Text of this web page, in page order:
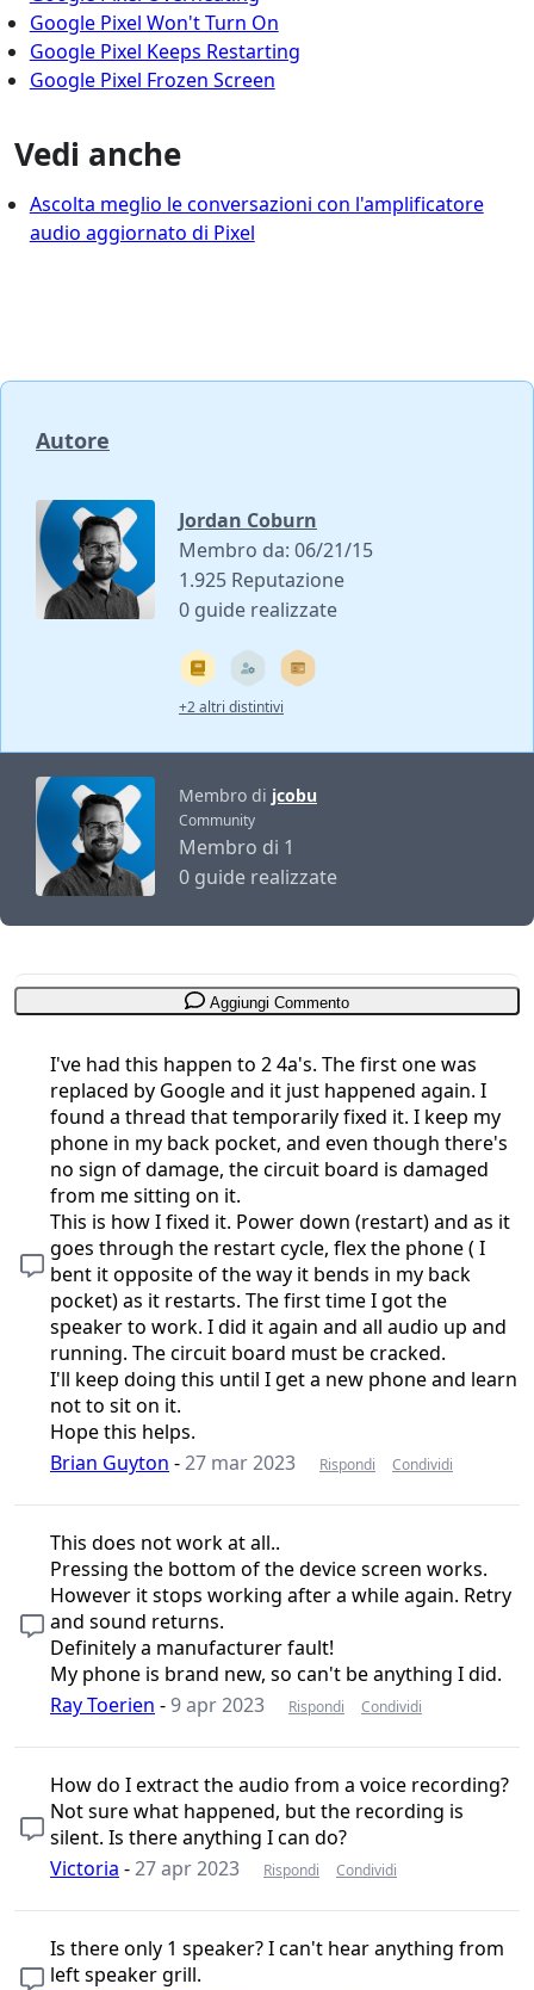
Google Pixel Won't Turn On
Google Pixel Keeps Restarting
Google Pixel Frozen Screen
Vedi anche
Ascolta meglio le conversazioni con l'amplificatore
audio aggiornato di Pixel
Autore
Jordan Coburn
Membro da: 06/21/15
1.925 Reputazione
0 guide realizzate
+2 altri distintivi
Membro di jcobu
Community
Membro di 1
0 guide realizzate
Aggiungi Commento
I've had this happen to 2 4a's. The first one was
replaced by Google and it just happened again. I
found a thread that temporarily fixed it. I keep my
phone in my back pocket, and even though there's
no sign of damage, the circuit board is damaged
from me sitting on it.
This is how I fixed it. Power down (restart) and as it
goes through the restart cycle, flex the phone ( I
bent it opposite of the way it bends in my back
pocket) as it restarts. The first time I got the
speaker to work. I did it again and all audio up and
running. The circuit board must be cracked.
I'll keep doing this until I get a new phone and learn
not to sit on it.
Hope this helps.
Brian Guyton -27 mar 2023 Rispondi Condividi
This does not work at all..
Pressing the bottom of the device screen works.
However it stops working after a while again. Retry
and sound returns.
Definitely a manufacturer fault!
My phone is brand new, so can't be anything I did.
Ray Toerien -9 apr 2023 Rispondi Condividi
How do I extract the audio from a voice recording?
Not sure what happened, but the recording is
silent. Is there anything I can do?
Victoria -27 apr 2023 Rispondi Condividi
Is there only 1 speaker? I can't hear anything from
left speaker grill.